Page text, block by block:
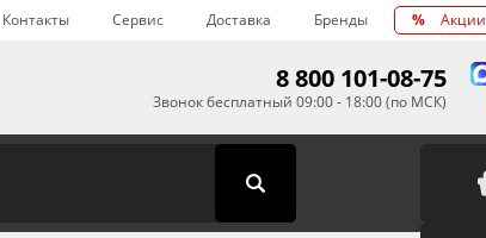
Контакты Сервис Доставка Бренды % Акции
8 800 101-08-75
Звонок бесплатный 09:00 - 18:00 (по МСК)